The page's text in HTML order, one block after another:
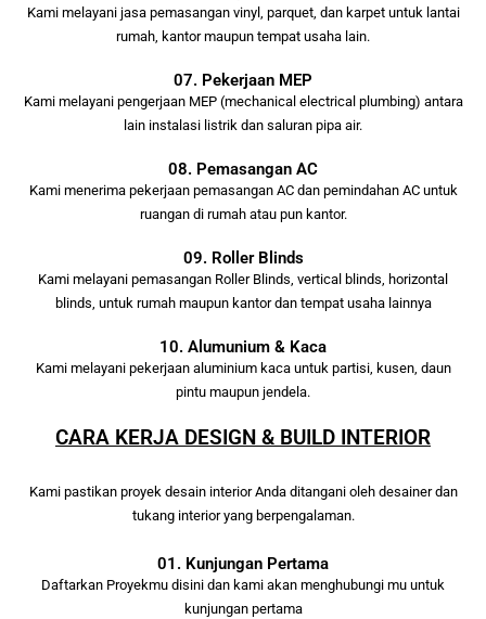
Kami melayani jasa pemasangan vinyl, parquet, dan karpet untuk lantai
rumah, kantor maupun tempat usaha lain.
07. Pekerjaan MEP
Kami melayani pengerjaan MEP (mechanical electrical plumbing) antara
lain instalasi listrik dan saluran pipa air.
08. Pemasangan AC
Kami menerima pekerjaan pemasangan AC dan pemindahan AC untuk
ruangan di rumah atau pun kantor.
09. Roller Blinds
Kami melayani pemasangan Roller Blinds, vertical blinds, horizontal
blinds, untuk rumah maupun kantor dan tempat usaha lainnya
10. Alumunium & Kaca
Kami melayani pekerjaan aluminium kaca untuk partisi, kusen, daun
pintu maupun jendela.
CARA KERJA DESIGN & BUILD INTERIOR
Kami pastikan proyek desain interior Anda ditangani oleh desainer dan
tukang interior yang berpengalaman.
01. Kunjungan Pertama
Daftarkan Proyekmu disini dan kami akan menghubungi mu untuk
kunjungan pertama